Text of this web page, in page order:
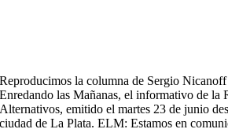
Reproducimos la columna de Sergio
Enredando las Mañanas, el informativo de la
Alternativos, emitido el martes 23 de junio
ciudad de La Plata. ELM: Estamos en